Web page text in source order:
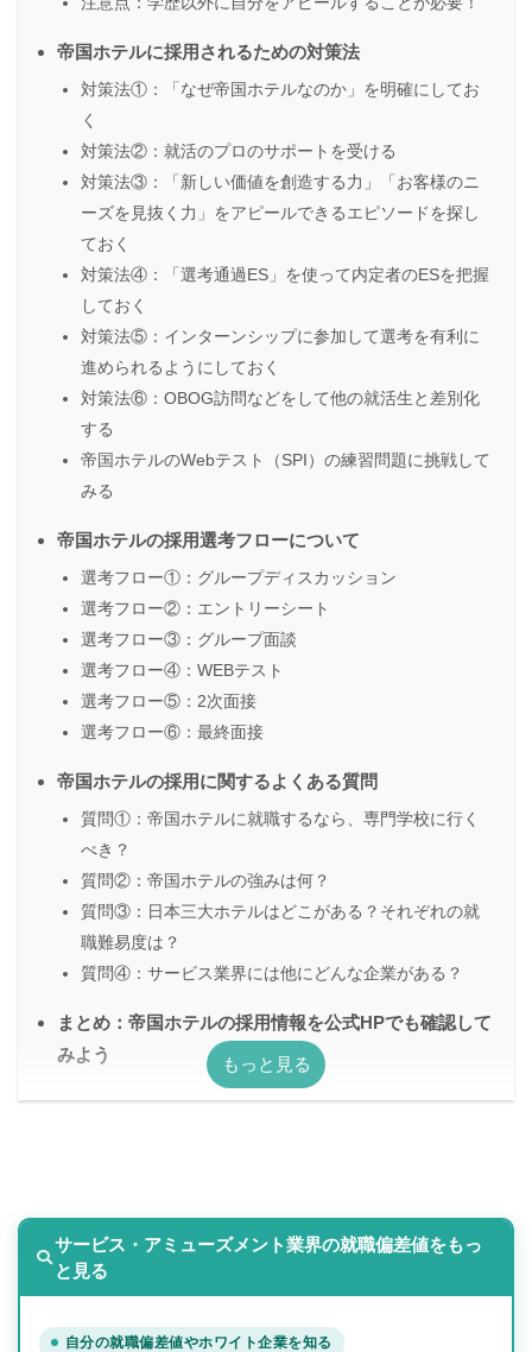
帝国ホテルに採用されるための対策法
対策法①：「なぜ帝国ホテルなのか」を明確にしてお
く
対策法②：就活のプロのサポートを受ける
対策法③：「新しい価値を創造する力」「お客様のニ
ーズを見抜く力」をアピールできるエピソードを探し
ておく
対策法④：「選考通過ES」を使って内定者のESを把握
しておく
対策法⑤：インターンシップに参加して選考を有利に
進められるようにしておく
対策法⑥：OBOG訪問などをして他の就活生と差別化
する
帝国ホテルのWebテスト（SPI）の練習問題に挑戦して
みる
帝国ホテルの採用選考フローについて
選考フロー①：グループディスカッション
選考フロー②：エントリーシート
選考フロー③：グループ面談
選考フロー④：WEBテスト
選考フロー⑤：2次面接
選考フロー⑥：最終面接
帝国ホテルの採用に関するよくある質問
質問①：帝国ホテルに就職するなら、専門学校に行く
べき？
質問②：帝国ホテルの強みは何？
質問③：日本三大ホテルはどこがある？それぞれの就
職難易度は？
質問④：サービス業界には他にどんな企業がある？
まとめ：帝国ホテルの採用情報を公式HPでも確認して
みよう
サービス・アミューズメント業界の就職偏差値をもっ
と見る
自分の就職偏差値やホワイト企業を知る